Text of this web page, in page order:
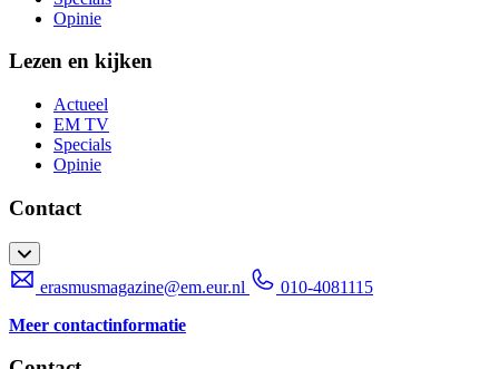
Opinie
Lezen en kijken
Actueel
EM TV
Specials
Opinie
Contact
erasmusmagazine@em.eur.nl
010-4081115
Meer contactinformatie